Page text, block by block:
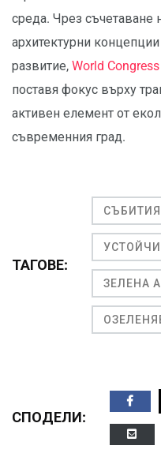
среда. Чрез съчетаване
архитектурни
развитие, World
поставя фокус върху
активен елемент от
съвременния град.
ТАГОВЕ:
СЪБИТИЯ
ЗЕЛЕНА
СПОДЕЛИ: